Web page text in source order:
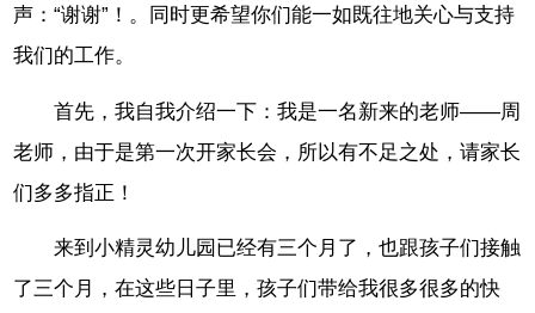
声：“谢谢”！。同时更希望你们能一如既往地关心与支持
我们的工作。
首先，我自我介绍一下：我是一名新来的老师――周
老师，由于是第一次开家长会，所以有不足之处，请家长
们多多指正！
来到小精灵幼儿园已经有三个月了，也跟孩子们接触
了三个月，在这些日子里，孩子们带给我很多很多的快